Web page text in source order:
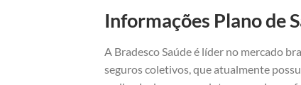
Informações Plano de
A Bradesco Saúde é líder no mercado
seguros coletivos, que atualmente